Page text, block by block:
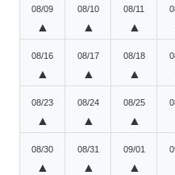
08/09
▲
08/10
▲
08/11
▲
08/16
▲
08/17
▲
08/18
▲
08/23
▲
08/24
▲
08/25
▲
08/30
▲
08/31
▲
09/01
▲